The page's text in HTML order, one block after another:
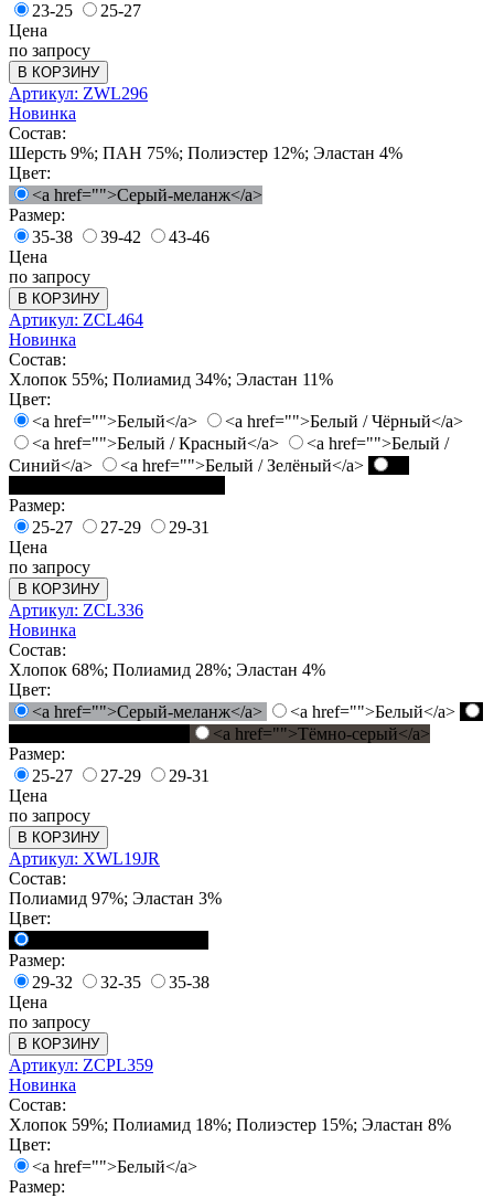
23-25
25-27
Цена
по запросу
В КОРЗИНУ
Артикул: ZWL296
Новинка
Состав:
Шерсть 9%; ПАН 75%; Полиэстер 12%; Эластан 4%
Цвет:
<a href="">Серый-меланж</a>
Размер:
35-38
39-42
43-46
Цена
по запросу
В КОРЗИНУ
Артикул: ZCL464
Новинка
Состав:
Хлопок 55%; Полиамид 34%; Эластан 11%
Цвет:
<a href="">Белый</a>
<a href="">Белый / Чёрный</a>
<a href="">Белый / Красный</a>
<a href="">Белый /
Синий</a>
<a href="">Белый / Зелёный</a>
Размер:
25-27
27-29
29-31
Цена
по запросу
В КОРЗИНУ
Артикул: ZCL336
Новинка
Состав:
Хлопок 68%; Полиамид 28%; Эластан 4%
Цвет:
<a href="">Серый-меланж</a>
<a href="">Белый</a>
<a href="">Тёмно-серый</a>
Размер:
25-27
27-29
29-31
Цена
по запросу
В КОРЗИНУ
Артикул: XWL19JR
Состав:
Полиамид 97%; Эластан 3%
Цвет:
Размер:
29-32
32-35
35-38
Цена
по запросу
В КОРЗИНУ
Артикул: ZCPL359
Новинка
Состав:
Хлопок 59%; Полиамид 18%; Полиэстер 15%; Эластан 8%
Цвет:
<a href="">Белый</a>
Размер: